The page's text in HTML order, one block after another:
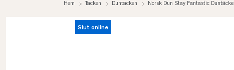
Hem Täcken Duntäcken Norsk Dun Stay Fantastic Duntäcke
Slut online